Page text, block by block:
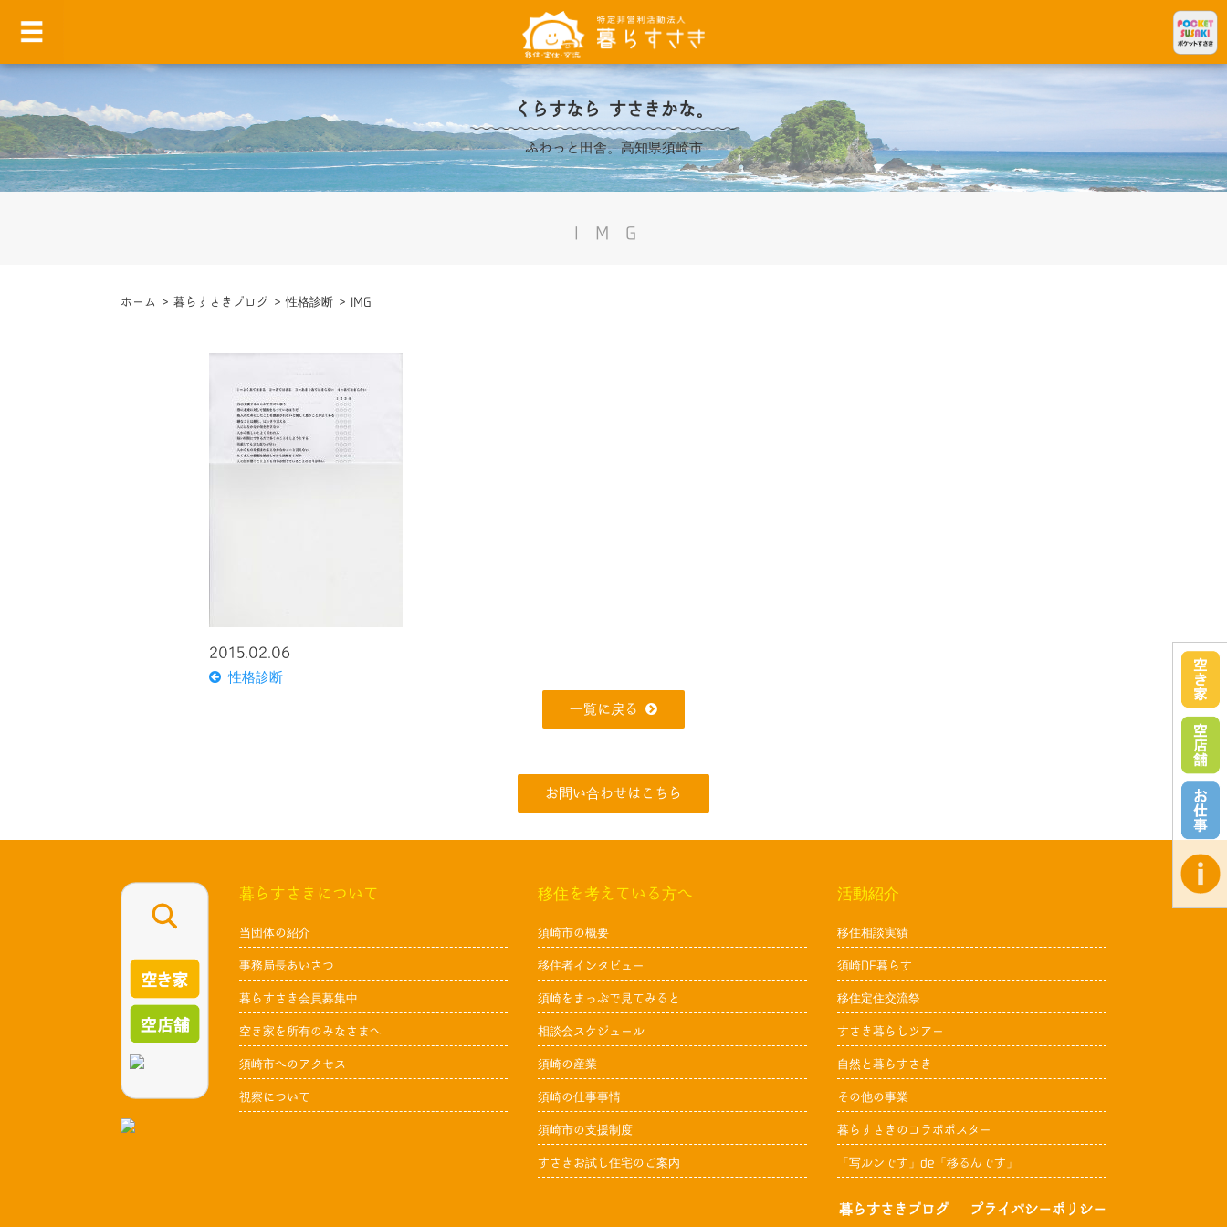
くらすなら すさきかな。
ふわっと田舎。高知県須崎市
IMG
ホーム > 暮らすさきブログ >性格診断 > IMG
2015.02.06
性格診断
一覧に戻る
お問い合わせはこちら
暮らすさきについて
当団体の紹介
事務局長あいさつ
暮らすさき会員募集中
空き家を所有のみなさまへ
須崎市へのアクセス
視察について
移住を考えている方へ
須崎市の概要
移住者インタビュー
須崎をまっぷで見てみると
相談会スケジュール
須崎の産業
須崎の仕事事情
須崎市の支援制度
すさきお試し住宅のご案内
活動紹介
移住相談実績
須崎DE暮らす
移住定住交流祭
すさき暮らしツアー
自然と暮らすさき
その他の事業
暮らすさきのコラボポスター
「写ルンです」de「移るんです」
暮らすさきブログ プライバシーポリシー